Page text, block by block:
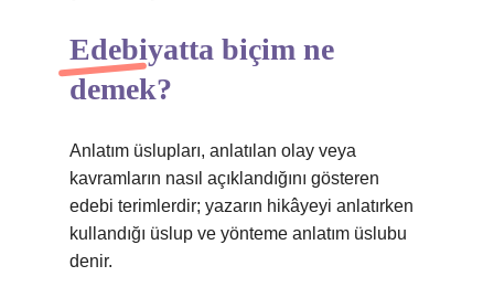
Edebiyatta biçim ne
demek?
Anlatım üslupları, anlatılan olay veya
kavramların nasıl açıklandığını gösteren
edebi terimlerdir; yazarın hikâyeyi anlatırken
kullandığı üslup ve yönteme anlatım üslubu
denir.